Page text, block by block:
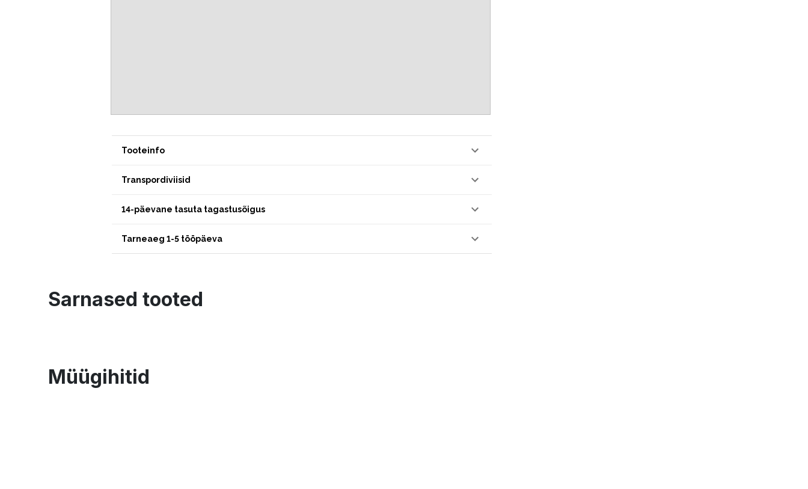
Tooteinfo
Transpordiviisid
14-päevane tasuta tagastusõigus
Tarneaeg 1-5 tööpäeva
Sarnased tooted
Müügihitid